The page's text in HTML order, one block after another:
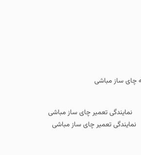
چای ساز مباشی
نمایندگی تعمیر چای ساز مباشی